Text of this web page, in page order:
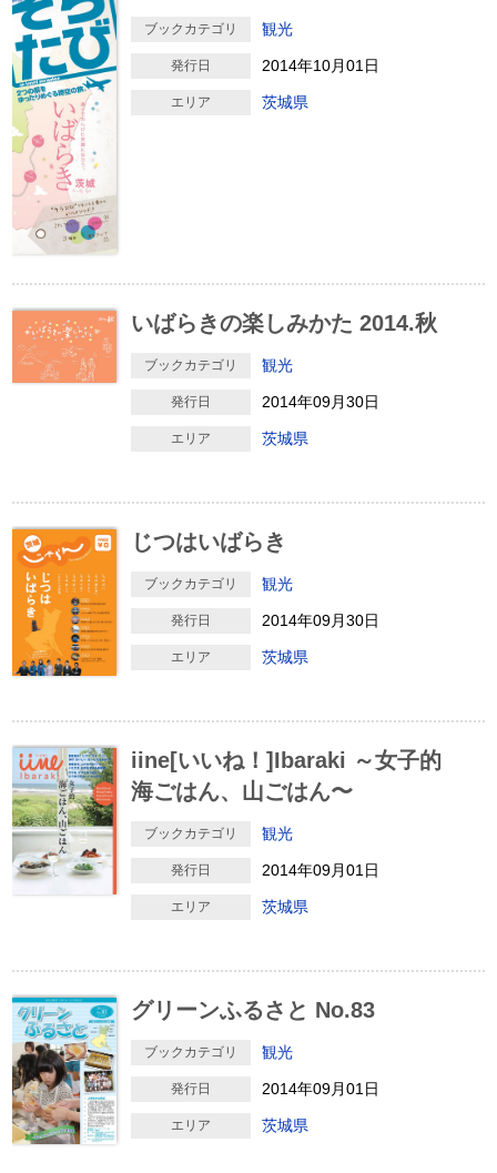
ブックカテゴリ 観光
発行日 2014年10月01日
エリア 茨城県
いばらきの楽しみかた 2014.秋
ブックカテゴリ 観光
発行日 2014年09月30日
エリア 茨城県
じつはいばらき
ブックカテゴリ 観光
発行日 2014年09月30日
エリア 茨城県
iine[いいね！]Ibaraki ～女子的
海ごはん、山ごはん〜
ブックカテゴリ 観光
発行日 2014年09月01日
エリア 茨城県
グリーンふるさと No.83
ブックカテゴリ 観光
発行日 2014年09月01日
エリア 茨城県